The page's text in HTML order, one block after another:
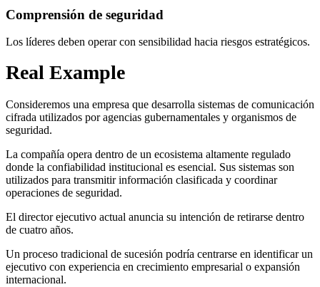
Comprensión de seguridad
Los líderes deben operar con sensibilidad hacia riesgos estratégicos.
Real Example
Consideremos una empresa que desarrolla sistemas de comunicación
cifrada utilizados por agencias gubernamentales y organismos de
seguridad.
La compañía opera dentro de un ecosistema altamente regulado
donde la confiabilidad institucional es esencial. Sus sistemas son
utilizados para transmitir información clasificada y coordinar
operaciones de seguridad.
El director ejecutivo actual anuncia su intención de retirarse dentro
de cuatro años.
Un proceso tradicional de sucesión podría centrarse en identificar un
ejecutivo con experiencia en crecimiento empresarial o expansión
internacional.